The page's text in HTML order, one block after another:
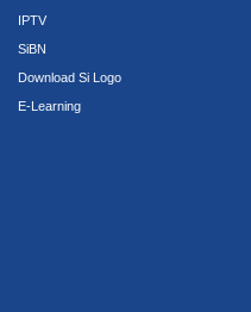
IPTV
SiBN
Download Si Logo
E-Learning